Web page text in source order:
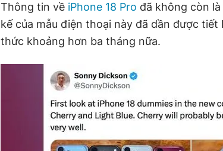
Thông tin về iPhone 18 Pro đã không còn
kế của mẫu điện thoại này đã dần được
thức khoảng hơn ba tháng nữa.